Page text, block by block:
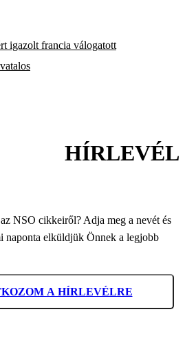
igazolt francia válogatott
HÍRLEVÉL
NSO cikkeiről? Adja meg a nevét és
naponta elküldjük Önnek a legjobb
A HÍRLEVÉLRE